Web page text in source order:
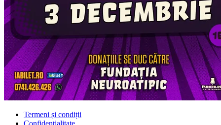
Termeni și condiții
Confidențialitate